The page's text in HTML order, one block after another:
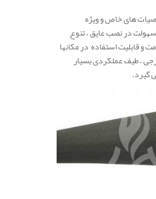
های خاص و ویژه
در نصب عایق ، تنوع
و قابلیت استفاده در مکانها
، طیف عملکردی بسیار
گیرد.